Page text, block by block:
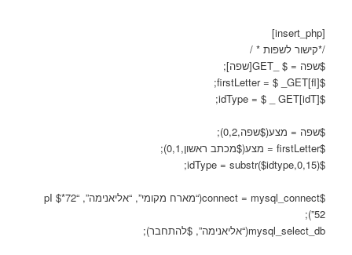
[insert_php]
/*קישור לשפות * /
$שפה = $ _GET[שפה];
$firstLetter = $ _GET[fl];
$idType = $ _ GET[idT];
$שפה = מצע($שפה,0,2);
$firstLetter = מצע($מכתב ראשון,0,1);
$idType = substr($idtype,0,15);
$connect = mysql_connect(“מארח מקומי”, “אליאנימה”, “72*pI $
52”);
mysql_select_db(“אליאנימה”, $להתחבר);